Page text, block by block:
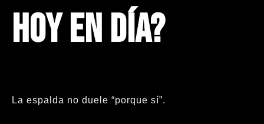
hoy en día?
La espalda no duele “porque sí”.